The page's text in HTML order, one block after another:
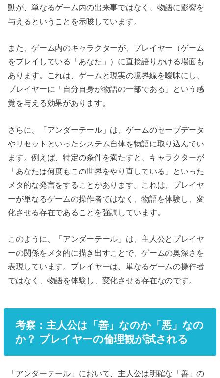
動が、単なるゲーム内の出来事ではなく、物語に影響を
与えるということを示唆しています。
また、ゲーム内のキャラクターが、プレイヤー（ゲーム
をプレイしている「あなた」）に直接語りかける場面も
あります。これは、ゲームと現実の境界線を曖昧にし、
プレイヤーに「自分自身が物語の一部である」という感
覚を与える効果があります。
さらに、「アンダーテール」は、ゲームのセーブデータ
やリセットといったシステム自体を物語に取り込んでい
ます。例えば、特定の条件を満たすと、キャラクターが
「あなたは何度もこの世界をやり直している」といった
メタ的な発言をすることがあります。これは、プレイヤ
ーが単なるゲームの操作者ではなく、物語を体験し、変
化させる存在であることを強調しています。
このように、「アンダーテール」は、主人公とプレイヤ
ーの関係をメタ的に描き出すことで、ゲームの奥深さを
表現しています。プレイヤーは、単なるゲームの操作者
ではなく、物語を体験し、変化させる存在なのです。
考察：主人公は「善」なのか「悪」なの
か？ プレイヤーの倫理観が試される
「アンダーテール」において、主人公は明確な「善」の